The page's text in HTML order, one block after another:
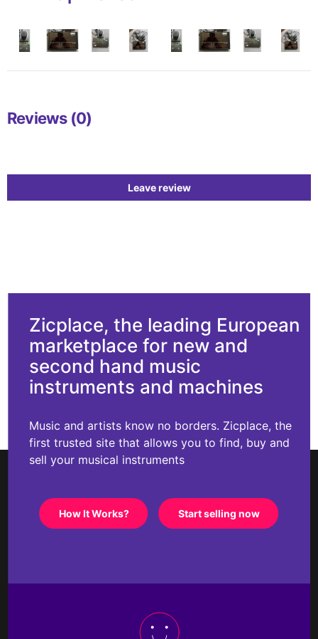
Reviews (0)
Leave review
Zicplace, the leading European
marketplace for new and
second hand music
instruments and machines
Music and artists know no borders. Zicplace, the
first trusted site that allows you to find, buy and
sell your musical instruments
How It Works? Start selling now